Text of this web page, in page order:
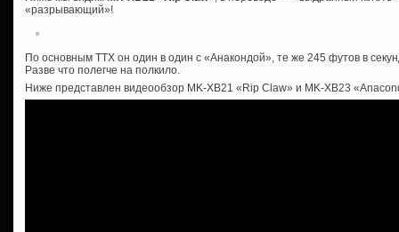
«разрывающий»!
По основным ТТХ он один в один с «Анакондой», те же 245 футов в
Разве что полегче на полкило.
Ниже представлен видеообзор MK-XB21 «Rip Claw» и MK-XB23